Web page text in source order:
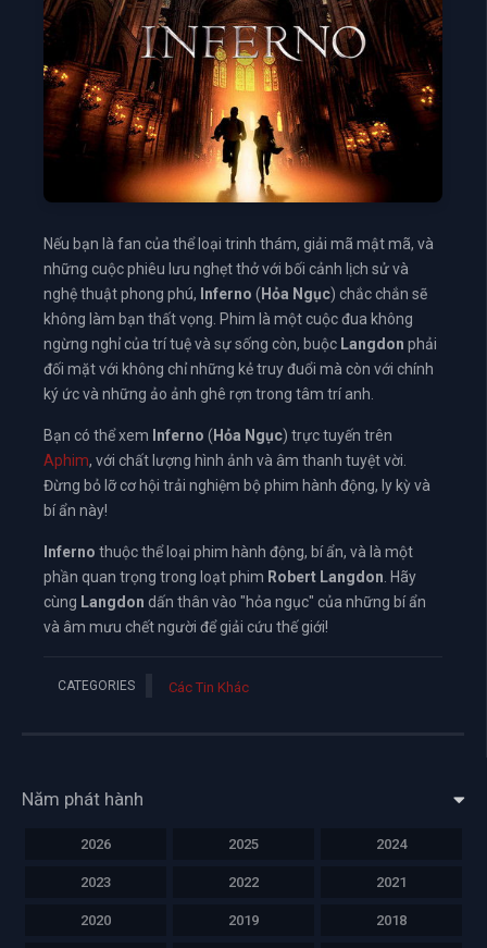
Nếu bạn là fan của thể loại trinh thám, giải mã mật mã, và
những cuộc phiêu lưu nghẹt thở với bối cảnh lịch sử và
nghệ thuật phong phú, Inferno ( Hỏa Ngục) chắc chắn sẽ
không làm bạn thất vọng. Phim là một cuộc đua không
ngừng nghỉ của trí tuệ và sự sống còn, buộc Langdon phải
đối mặt với không chỉ những kẻ truy đuổi mà còn với chính
ký ức và những ảo ảnh ghê rợn trong tâm trí anh.
Bạn có thể xem Inferno ( Hỏa Ngục) trực tuyến trên
Aphim, với chất lượng hình ảnh và âm thanh tuyệt vời.
Đừng bỏ lỡ cơ hội trải nghiệm bộ phim hành động, ly kỳ và
bí ẩn này!
Inferno thuộc thể loại phim hành động, bí ẩn, và là một
phần quan trọng trong loạt phim Robert Langdon . Hãy
cùng Langdon dấn thân vào "hỏa ngục" của những bí ẩn
và âm mưu chết người để giải cứu thế giới!
CATEGORIES Các Tin Khác
Năm phát hành
2026 2025 2024
2023 2022 2021
2020 2019 2018